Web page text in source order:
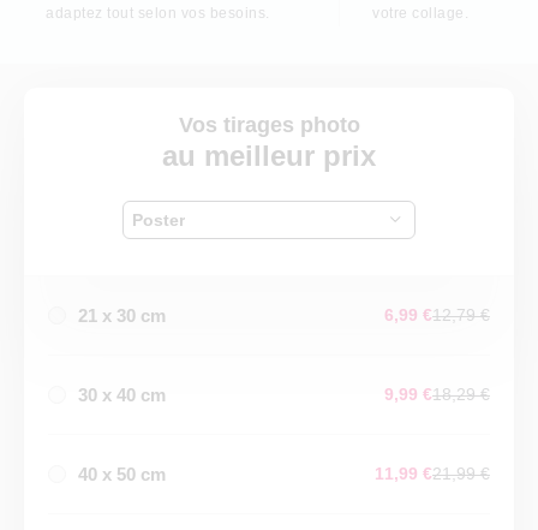
adaptez tout selon vos besoins.
votre collage.
Vos tirages photo
au meilleur prix
Poster
21 x 30 cm 6,99 €12,79 €
30 x 40 cm 9,99 €18,29 €
40 x 50 cm 11,99 €21,99 €